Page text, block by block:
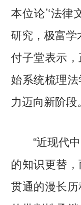
本位论’‘法
研究，极富学
付子堂表示
始系统梳理
力迈向新阶段。
“近现代中
的知识更替
贯通的漫长